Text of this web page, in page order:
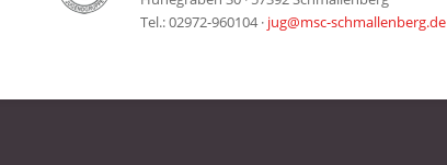
Tel.: 02972-960104 · jug@msc-schmallenberg.de